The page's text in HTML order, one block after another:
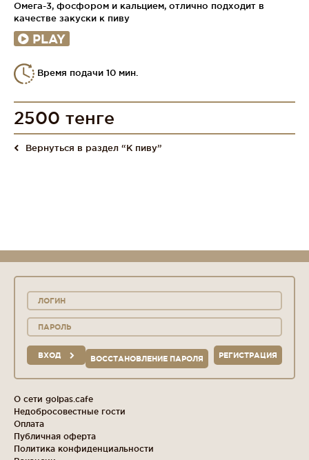
Омега-3, фосфором и кальцием, отлично подходит в
качестве закуски к пиву
PLAY
Время подачи 10 мин.
2500 тенге
Вернуться в раздел “К пиву”
ВХОД РЕГИСТРАЦИЯ
ВОССТАНОВЛЕНИЕ ПАРОЛЯ
О сети golpas.cafe
Недобросовестные гости
Оплата
Публичная оферта
Политика конфиденциальности